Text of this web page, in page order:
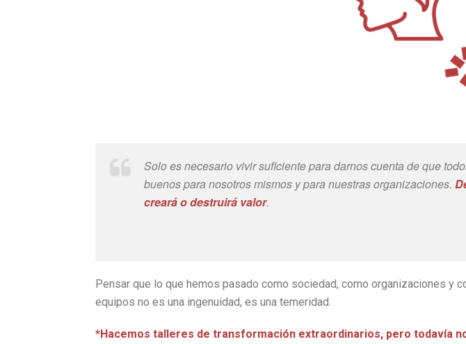
Solo es necesario vivir suficiente para darnos cuenta de que
buenos para nosotros mismos y para nuestras organizaciones.
creará o destruirá valor.
Pensar que lo que hemos pasado como sociedad, como organizaciones
equipos no es una ingenuidad, es una temeridad.
*Hacemos talleres de transformación extraordinarios, pero todavía